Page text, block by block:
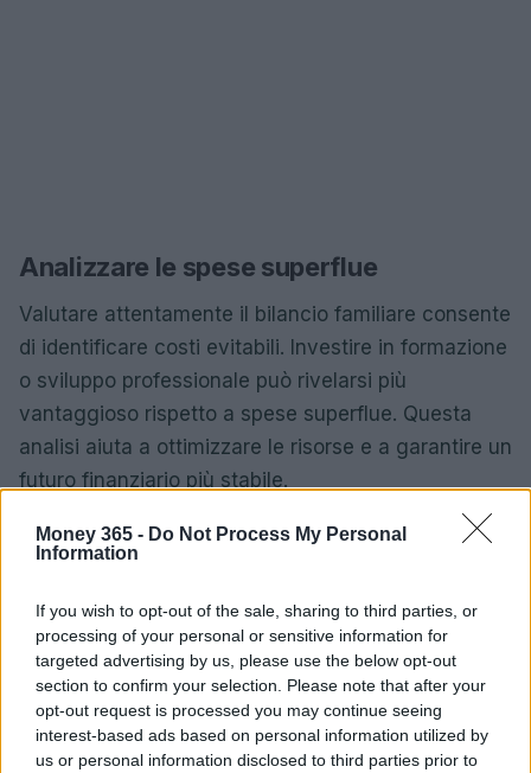
Money 365 - Do Not Process My Personal
Information
If you wish to opt-out of the sale, sharing to third parties, or
processing of your personal or sensitive information for
targeted advertising by us, please use the below opt-out
section to confirm your selection. Please note that after your
opt-out request is processed you may continue seeing
interest-based ads based on personal information utilized by
us or personal information disclosed to third parties prior to
Analizzare le spese superflue
Valutare attentamente il bilancio familiare consente
di identificare costi evitabili. Investire in formazione
o sviluppo professionale può rivelarsi più
vantaggioso rispetto a spese superflue. Questa
analisi aiuta a ottimizzare le risorse e a garantire un
futuro finanziario più stabile.
Coinvolgere i figli adolescenti nella
Infine, educare i figli adolescenti alla
consapevolezza finanziaria è fondamentale.
Discutere con loro le dinamiche economiche
familiari li aiuta a sviluppare responsabilità e una
gestione più attenta delle proprie risorse future. In